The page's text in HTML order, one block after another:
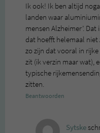
Ik ook! Ik ben altijd
landen waar
mensen Alzheimer’.
dat hoefft helemaal
zo zijn dat vooral in
zit (ik verzin maar wat),
typische
zitten.
Beantwoorden
Sytske